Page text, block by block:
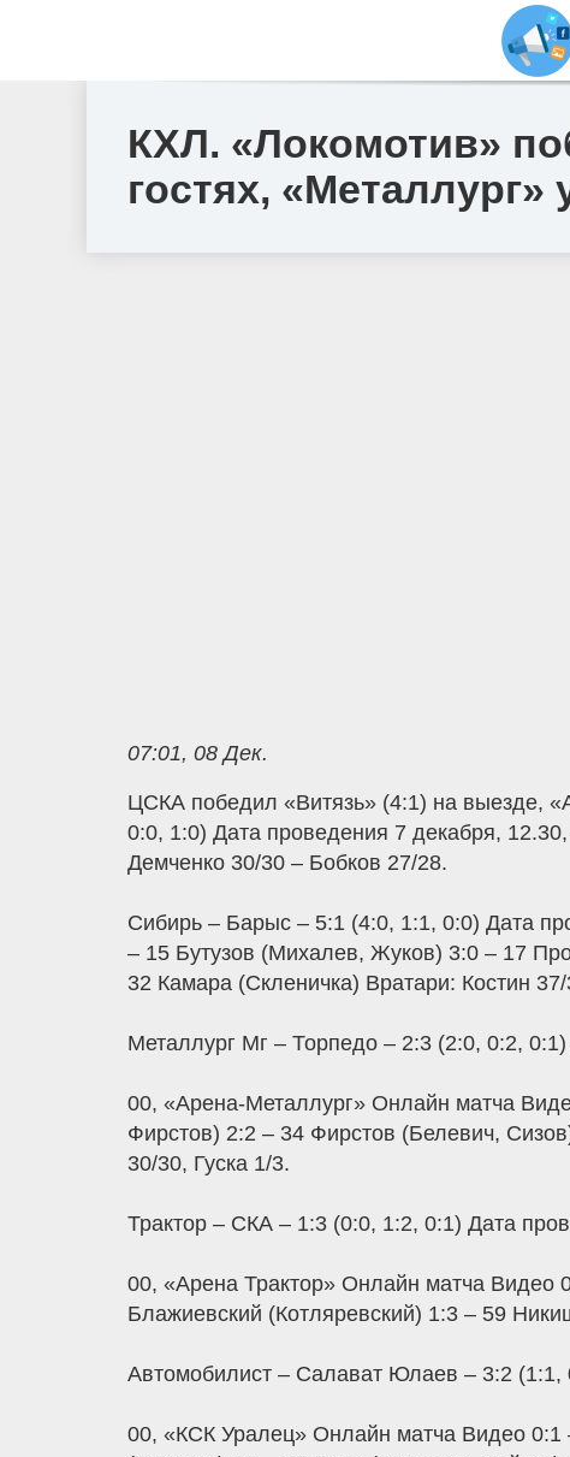
КХЛ. «Локомотив»
гостях, «Металлург»
07:01, 08 Дек.
ЦСКА победил «Витязь» (4:1) на выезде,
0:0, 1:0) Дата проведения 7 декабря,
Демченко 30/30 – Бобков 27/28.
Сибирь – Барыс – 5:1 (4:0, 1:1, 0:0) Дата
– 15 Бутузов (Михалев, Жуков) 3:0 – 17
32 Камара (Скленичка) Вратари: Костин
Металлург Мг – Торпедо – 2:3 (2:0, 0:2,
00, «Арена-Металлург» Онлайн матча
Фирстов) 2:2 – 34 Фирстов (Белевич,
30/30, Гуска 1/3.
Трактор – СКА – 1:3 (0:0, 1:2, 0:1) Дата
00, «Арена Трактор» Онлайн матча Видео
Блажиевский (Котляревский) 1:3 – 59
Автомобилист – Салават Юлаев – 3:2 (1:1,
00, «КСК Уралец» Онлайн матча Видео